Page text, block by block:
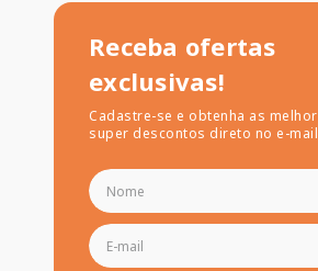
Receba ofertas
exclusivas!
Cadastre-se e obtenha as
super descontos direto no e-